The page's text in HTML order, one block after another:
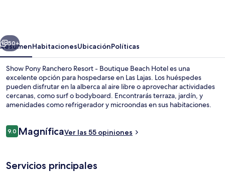
-
Boutique
Beach
Hotel
Siguiente
50+
ResumenHabitacionesUbicaciónPolíticas
Show Pony Ranchero Resort - Boutique Beach Hotel es una
excelente opción para hospedarse en Las Lajas. Los huéspedes
pueden disfrutar en la alberca al aire libre o aprovechar actividades
cercanas, como surf o bodyboard. Encontrarás terraza, jardín, y
amenidades como refrigerador y microondas en sus habitaciones.
Opiniones
9.09.0 de 10,
MagníficaVer las 55 opiniones
Servicios principales